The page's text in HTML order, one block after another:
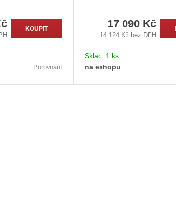
KOUPIT
Porovnání
17 090 Kč
14 124 Kč bez DPH
Sklad: 1 ks
na eshopu